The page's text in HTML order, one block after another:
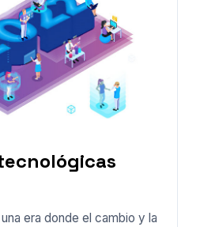
era donde el cambio y la